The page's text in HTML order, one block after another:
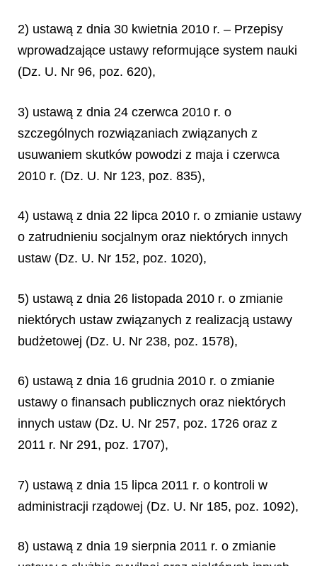
2) ustawą z dnia 30 kwietnia 2010 r. – Przepisy
wprowadzające ustawy reformujące system nauki
(Dz. U. Nr 96, poz. 620),
3) ustawą z dnia 24 czerwca 2010 r. o
szczególnych rozwiązaniach związanych z
usuwaniem skutków powodzi z maja i czerwca
2010 r. (Dz. U. Nr 123, poz. 835),
4) ustawą z dnia 22 lipca 2010 r. o zmianie ustawy
o zatrudnieniu socjalnym oraz niektórych innych
ustaw (Dz. U. Nr 152, poz. 1020),
5) ustawą z dnia 26 listopada 2010 r. o zmianie
niektórych ustaw związanych z realizacją ustawy
budżetowej (Dz. U. Nr 238, poz. 1578),
6) ustawą z dnia 16 grudnia 2010 r. o zmianie
ustawy o finansach publicznych oraz niektórych
innych ustaw (Dz. U. Nr 257, poz. 1726 oraz z
2011 r. Nr 291, poz. 1707),
7) ustawą z dnia 15 lipca 2011 r. o kontroli w
administracji rządowej (Dz. U. Nr 185, poz. 1092),
8) ustawą z dnia 19 sierpnia 2011 r. o zmianie